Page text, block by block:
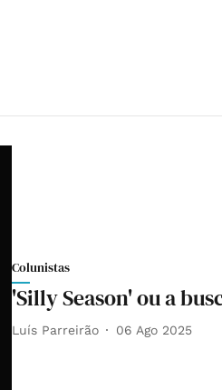
Colunistas
'Silly Season' ou a
Luís Parreirão 06 Ago 2025